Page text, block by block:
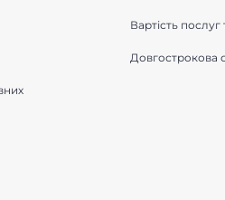
Вартість послуг
Довгострокова